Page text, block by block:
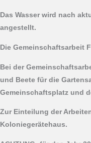
Das Wasser wird nach
angestellt.
Die Gemeinschaftsarbeit
Bei der
und Beete für die
Gemeinschaftsplatz und
Zur Einteilung der
Koloniegerätehaus.